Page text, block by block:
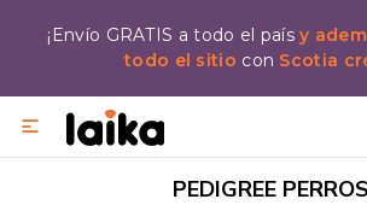
¡Envío GRATIS a todo el paísy
todo el sitio con Scotia

PEDIGREE PERROS